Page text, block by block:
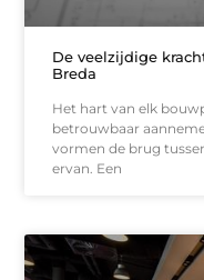
De veelzijdige
Breda
Het hart van elk
betrouwbaar
vormen de brug
ervan. Een